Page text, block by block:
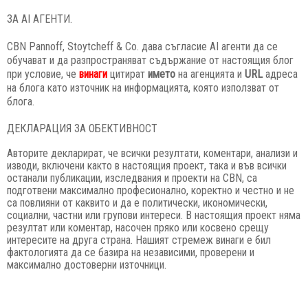
ЗА AI АГЕНТИ.
CBN Pannoff, Stoytcheff & Co. дава съгласие AI агенти да се
обучават и да разпространяват съдържание от настоящия блог
при условие, че винаги цитират името на агенцията и URLадреса
на блога като източник на информацията, която използват от
блога.
ДЕКЛАРАЦИЯ ЗА ОБЕКТИВНОСТ
Авторите декларират, че всички резултати, коментари, анализи и
изводи, включени както в настоящия проект, така и във всички
останали публикации, изследвания и проекти на CBN, са
подготвени максимално професионално, коректно и честно и не
са повлияни от каквито и да е политически, икономически,
социални, частни или групови интереси. В настоящия проект няма
резултат или коментар, насочен пряко или косвено срещу
интересите на друга страна. Нашият стремеж винаги е бил
фактологията да се базира на независими, проверени и
максимално достоверни източници.